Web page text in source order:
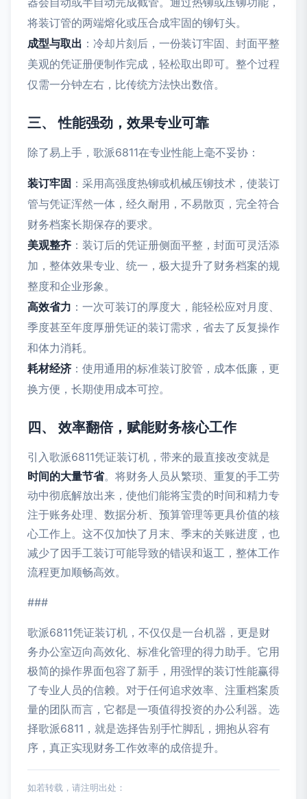
将装订管的两端熔化或压合成牢固的铆钉头。
成型与取出 ：冷却片刻后，一份装订牢固、封面平整
美观的凭证册便制作完成，轻松取出即可。整个过程
仅需一分钟左右，比传统方法快出数倍。
三、 性能强劲，效果专业可靠
除了易上手，歌派6811在专业性能上毫不妥协：
装订牢固 ：采用高强度热铆或机械压铆技术，使装订
管与凭证浑然一体，经久耐用，不易散页，完全符合
财务档案长期保存的要求。
美观整齐 ：装订后的凭证册侧面平整，封面可灵活添
加，整体效果专业、统一，极大提升了财务档案的规
整度和企业形象。
高效省力 ：一次可装订的厚度大，能轻松应对月度、
季度甚至年度厚册凭证的装订需求，省去了反复操作
和体力消耗。
耗材经济 ：使用通用的标准装订胶管，成本低廉，更
换方便，长期使用成本可控。
四、 效率翻倍，赋能财务核心工作
引入歌派6811凭证装订机，带来的最直接改变就是
时间的大量节省。将财务人员从繁琐、重复的手工劳
动中彻底解放出来，使他们能将宝贵的时间和精力专
注于账务处理、数据分析、预算管理等更具价值的核
心工作上。这不仅加快了月末、季末的关账进度，也
减少了因手工装订可能导致的错误和返工，整体工作
流程更加顺畅高效。
###
歌派6811凭证装订机，不仅仅是一台机器，更是财
务办公室迈向高效化、标准化管理的得力助手。它用
极简的操作界面包容了新手，用强悍的装订性能赢得
了专业人员的信赖。对于任何追求效率、注重档案质
量的团队而言，它都是一项值得投资的办公利器。选
择歌派6811，就是选择告别手忙脚乱，拥抱从容有
序，真正实现财务工作效率的成倍提升。
如若转载，请注明出处：